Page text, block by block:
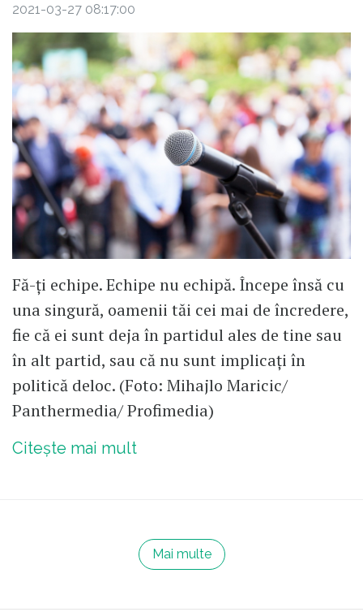
2021-03-27 08:17:00
Fă-ți echipe. Echipe nu echipă. Începe însă cu
una singură, oamenii tăi cei mai de încredere,
fie că ei sunt deja în partidul ales de tine sau
în alt partid, sau că nu sunt implicați în
politică deloc. (Foto: Mihajlo Maricic/
Panthermedia/ Profimedia)
Citește mai mult
Mai multe